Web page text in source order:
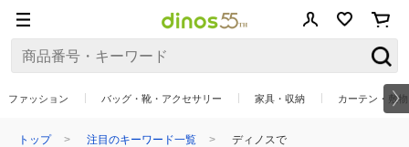
ファッション バッグ・靴・アクセサリー 家具・収納 カーテン・敷
トップ 注目のキーワード一覧 ディノスで